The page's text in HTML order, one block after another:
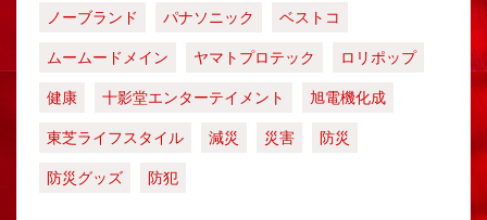
ノーブランド
パナソニック
ベストコ
ムームードメイン
ヤマトプロテック
ロリポップ
健康
十影堂エンターテイメント
旭電機化成
東芝ライフスタイル
減災 災害
防災
防災グッズ
防犯